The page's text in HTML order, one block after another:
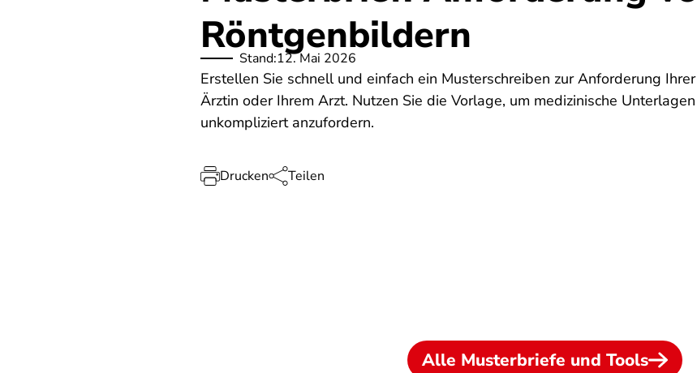
Röntgenbildern
Stand:12. Mai 2026
Erstellen Sie schnell und einfach ein Musterschreiben zur Anforderung
Ärztin oder Ihrem Arzt. Nutzen Sie die Vorlage, um medizinische
unkompliziert anzufordern.
Drucken Teilen
Alle Musterbriefe und Tools